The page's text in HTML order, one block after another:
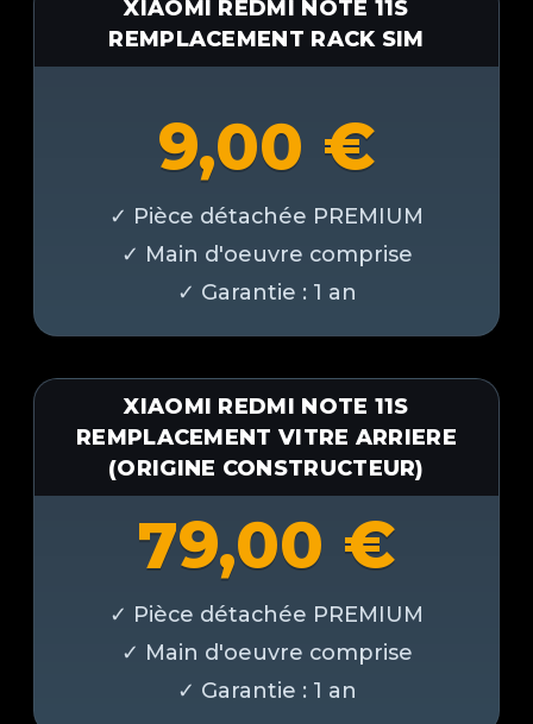
XIAOMI REDMI NOTE 11S
REMPLACEMENT RACK SIM
9,00 €
XIAOMI REDMI NOTE 11S
REMPLACEMENT VITRE ARRIERE
(ORIGINE CONSTRUCTEUR)
79,00 €